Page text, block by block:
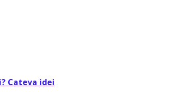
Cateva idei